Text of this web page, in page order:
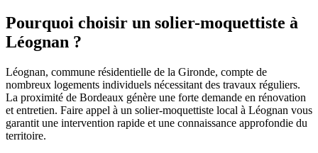
Pourquoi choisir un solier-moquettiste à
Léognan ?
Léognan, commune résidentielle de la Gironde, compte de
nombreux logements individuels nécessitant des travaux réguliers.
La proximité de Bordeaux génère une forte demande en rénovation
et entretien. Faire appel à un solier-moquettiste local à Léognan vous
garantit une intervention rapide et une connaissance approfondie du
territoire.